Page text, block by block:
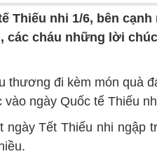
Thiếu nhi 1/6, bên
các cháu những lời
thương đi kèm món quà
ngày Quốc tế Thiếu
ngày Tết Thiếu nhi ngập